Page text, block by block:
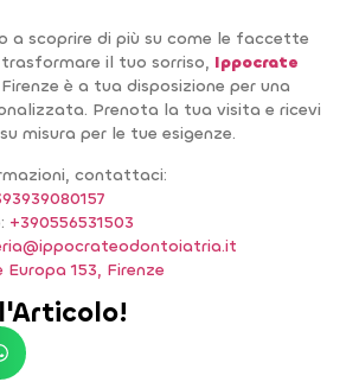
a scoprire di più su come le faccette
il tuo sorriso, Ippocrate
è a tua disposizione per una
Prenota la tua visita e ricevi
misura per le tue esigenze.
contattaci:
+390556531503
Europa 153, Firenze